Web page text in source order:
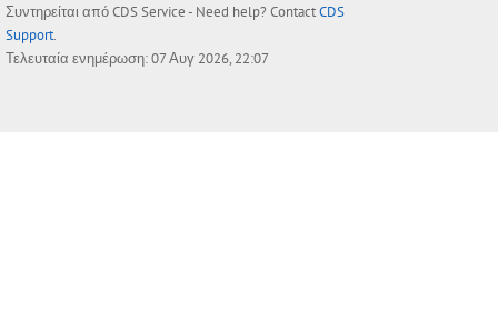
Συντηρείται απόCDS Service- Need help? ContactCDS
Support.
Τελευταία ενημέρωση: 07 Αυγ 2026, 22:07